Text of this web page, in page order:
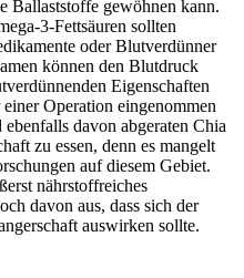
Ballaststoffe gewöhnen kann.
3-Fettsäuren sollten
oder Blutverdünner
können den Blutdruck
Eigenschaften
Operation eingenommen
davon abgeraten Chia
zu essen, denn es mangelt
auf diesem Gebiet.
nährstoffreiches
davon aus, dass sich der
auswirken sollte.